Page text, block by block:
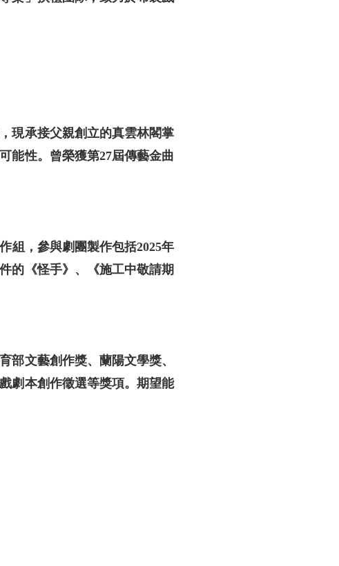
現承接父親創立的真雲林閣掌
能性。曾榮獲第27屆傳藝金曲
組，參與劇團製作包括2025年
的《怪手》、《施工中敬請期
部文藝創作獎、蘭陽文學獎、
劇本創作徵選等獎項。期望能